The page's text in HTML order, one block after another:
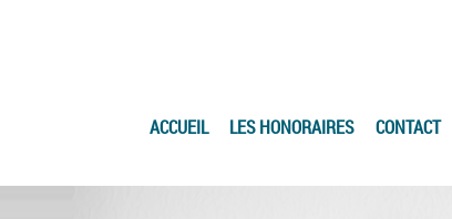
ACCUEIL
LES HONORAIRES CONTACT